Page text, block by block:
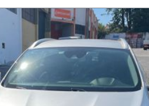
Equipamentos
Maquinaria
Arte e Colecionáveis